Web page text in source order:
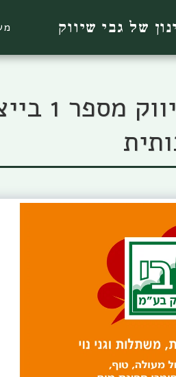
של גבי שיווק
תערובת